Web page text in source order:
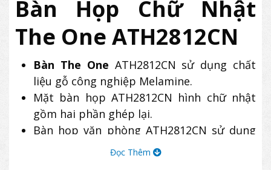
Bàn Họp Chữ Nhật
The One ATH2812CN
Bàn The One ATH2812CN sử dụng chất
liệu gỗ công nghiệp Melamine.
Mặt bàn họp ATH2812CN hình chữ nhật
gồm hai phần ghép lại.
Bàn họp văn phòng ATH2812CN sử dụng
chân ghép dính liền từng phần mặt bàn.
Đọc Thêm